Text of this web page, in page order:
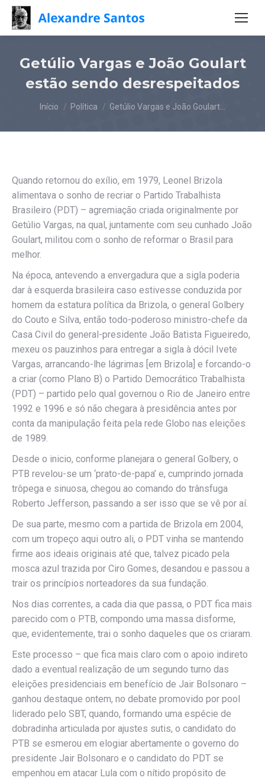
Getúlio Vargas e João Goulart
estão sendo desrespeitados
Você está aqui:
Início Política Getúlio Vargas e João Goulart…
Quando retornou do exílio, em 1979, Leonel Brizola
alimentava o sonho de recriar o Partido Trabalhista
Brasileiro (PDT) – agremiação criada originalmente por
Getúlio Vargas, na qual, juntamente com seu cunhado João
Goulart, militou com o sonho de reformar o Brasil para
melhor.
Na época, antevendo a envergadura que a sigla poderia
dar à esquerda brasileira caso estivesse conduzida por
homem da estatura política da Brizola, o general Golbery
do Couto e Silva, então todo-poderoso ministro-chefe da
Casa Civil do general-presidente João Batista Figueiredo,
mexeu os pauzinhos para entregar a sigla à dócil Ivete
Vargas, arrancando-lhe lágrimas [em Brizola] e forcando-o
a criar (como Plano B) o Partido Democrático Trabalhista
(PDT) – partido pelo qual governou o Rio de Janeiro entre
1992 e 1996 e só não chegara à presidência antes por
conta da manipulação feita pela rede Globo nas eleições
de 1989.
Desde o inicio, conforme planejara o general Golbery, o
PTB revelou-se um ‘prato-de-papa’ e, cumprindo jornada
trôpega e sinuosa, chegou ao comando do trânsfuga
Roberto Jefferson, passando a ser isso que se vê por aí.
De sua parte, mesmo com a partida de Brizola em 2004,
com um tropeço aqui outro ali, o PDT vinha se mantendo
firme aos ideais originais até que, talvez picado pela
mosca azul trazida por Ciro Gomes, desandou e passou a
trair os princípios norteadores da sua fundação.
Nos dias correntes, a cada dia que passa, o PDT fica mais
parecido com o PTB, compondo uma massa disforme,
que, evidentemente, trai o sonho daqueles que os criaram.
Este processo – que fica mais claro com o apoio indireto
dado a eventual realização de um segundo turno das
eleições presidenciais em benefício de Jair Bolsonaro –
ganhou destaque ontem, no debate promovido por pool
liderado pelo SBT, quando, formando uma espécie de
dobradinha articulada por ajustes sutis, o candidato do
PTB se esmerou em elogiar abertamente o governo do
presidente Jair Bolsonaro e o candidato do PDT se
empenhou em atacar Lula com o nítido propósito de